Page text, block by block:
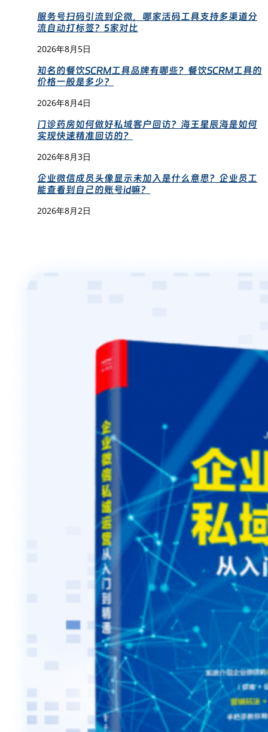
服务号扫码引流到企微，哪家活码工具支持多渠道分
流自动打标签？5家对比
2026年8月5日
知名的餐饮SCRM工具品牌有哪些？餐饮SCRM工具的
价格一般是多少？
2026年8月4日
门诊药房如何做好私域客户回访？海王星辰海是如何
实现快速精准回访的？
2026年8月3日
企业微信成员头像显示未加入是什么意思？企业员工
能查看到自己的账号id嘛？
2026年8月2日